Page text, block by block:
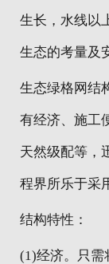
生长，水线以
生态的考量及
生态绿格网结
有经济、施工
天然级配等，
程界所乐于采
结构特性：
(1)经济。只需